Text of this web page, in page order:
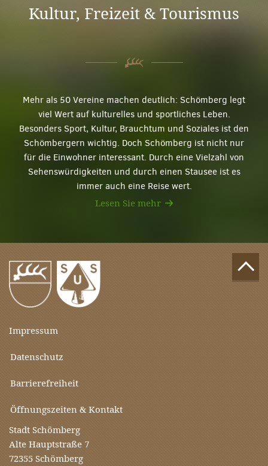
Kultur, Freizeit & Tourismus
Mehr als 50 Vereine machen deutlich: Schömberg legt
viel Wert auf kulturelles und sportliches Leben.
Besonders Sport, Kultur, Brauchtum und Soziales ist den
Schömbergern wichtig. Doch Schömberg ist nicht nur
für die Einwohner interessant. Durch eine Vielzahl von
Sehenswürdigkeiten und durch einen Stausee ist es
immer auch eine Reise wert.
Lesen Sie mehr
Impressum
Datenschutz
Barrierefreiheit
Öffnungszeiten & Kontakt
Stadt Schömberg
Alte Hauptstraße 7
72355 Schömberg